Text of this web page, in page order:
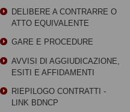
DELIBERE A CONTRARRE O
ATTO EQUIVALENTE
GARE E PROCEDURE
AVVISI DI AGGIUDICAZIONE,
ESITI E AFFIDAMENTI
RIEPILOGO CONTRATTI -
LINK BDNCP